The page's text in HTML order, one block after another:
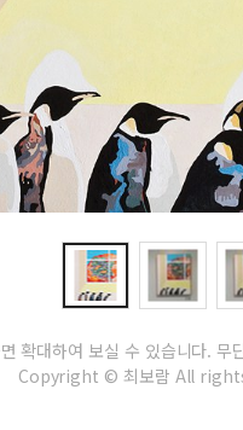
확대하여 보실 수 있습니다. 무
Copyright © 최보람 All